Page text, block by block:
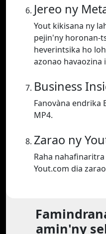
Jereo ny
Yout kikisana ny
pejin'ny horonan-
heverintsika ho
azonao havaozina
Business
Fanovàna endrika
MP4.
Zarao ny
Raha
Yout.com dia
amin'ny